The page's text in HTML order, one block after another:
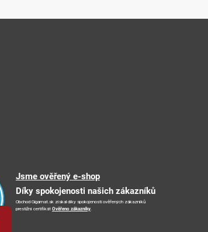
Jsme ověřený e-shop
Díky spokojenosti našich zákazníků
Obchod Gigamat.sk získal díky spokojenosti ověřených zákazníků
prestižní certifikát Ověřeno zákazníky.